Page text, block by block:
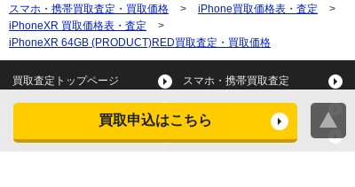
買取申込はこちら
スマホ・携帯買取査定・買取価格
> iPhone買取価格表・査定
>
iPhoneXR 買取価格表・査定
>
iPhoneXR 64GB (PRODUCT)RED買取査定・買取価格
買取査定トップページ スマホ・携帯買取査定
タブレット買取査定
スマートウォッチ買取査定